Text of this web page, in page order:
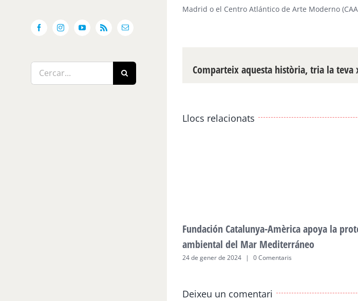
FacebookInstagramYouTube
Rss Email:
Cerca
…
Madrid o el Centro Atlántico de Arte Moderno
Comparteix aquesta història, tria la teva
Llocs relacionats
Fundación Catalunya-Amèrica apoya la
ambiental del Mar Mediterráneo
24 de gener de 2024 | 0 Comentaris
Deixeu un comentari